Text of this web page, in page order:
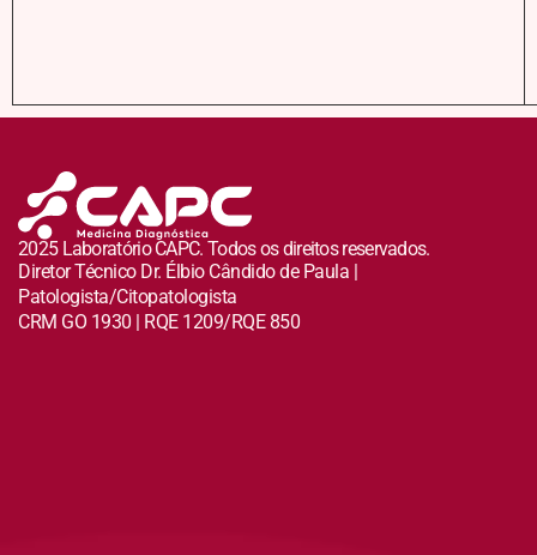
2025 Laboratório CAPC. Todos os direitos reservados.
Diretor Técnico Dr. Élbio Cândido de Paula |
Patologista/Citopatologista
CRM GO 1930 | RQE 1209/RQE 850